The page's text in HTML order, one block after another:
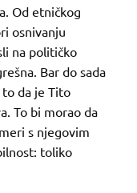
Od etničkog
osnivanju
na političko
Bar do sada
da je Tito
To bi morao da
s njegovim
toliko